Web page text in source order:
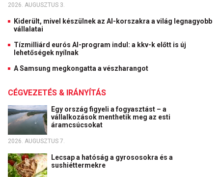
2026. AUGUSZTUS 3.
Kiderült, mivel készülnek az AI-korszakra a világ legnagyobb
vállalatai
Tízmilliárd eurós AI-program indul: a kkv-k előtt is új
lehetőségek nyílnak
A Samsung megkongatta a vészharangot
CÉGVEZETÉS & IRÁNYÍTÁS
Egy ország figyeli a fogyasztást – a
vállalkozások menthetik meg az esti
áramcsúcsokat
2026. AUGUSZTUS 7.
Lecsap a hatóság a gyrososokra és a
sushiéttermekre